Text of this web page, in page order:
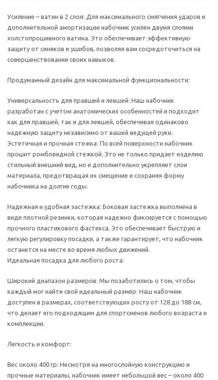
Усиление – ватин в 2 слоя: Для максимального смягчения ударов и
дополнительной амортизации набочник усилен двумя слоями
холстопрошивного ватина. Это обеспечивает эффективную
защиту от синяков и ушибов, позволяя вам сосредоточиться на
совершенствовании своих навыков.
Продуманный дизайн для максимальной функциональности:
Универсальность для правшей и левшей: Наш набочник
разработан с учетом анатомических особенностей и подходит
как для правшей, так и для левшей, обеспечивая одинаково
надежную защиту независимо от вашей ведущей руки.
Эстетичная и прочная стежка: По всей поверхности набочник
прошит ромбовидной стежкой. Это не только придает изделию
стильный внешний вид, но и дополнительно укрепляет слои
материала, предотвращая их смещение и сохраняя форму
набочника на долгие годы.
Надежная и удобная застежка: Боковая застежка выполнена в
виде плотной резинки, которая надежно фиксируется с помощью
прочного пластикового фастекса. Это обеспечивает быструю и
легкую регулировку посадки, а также гарантирует, что набочник
останется на месте во время любых движений.
Идеальная посадка для любого роста:
Широкий диапазон размеров: Мы позаботились о том, чтобы
каждый мог найти свой идеальный размер. Наш набочник
доступен в размерах, соответствующих росту от 128 до 188 см,
что делает его подходящим для спортсменов любого возраста и
комплекции.
Легкость и комфорт:
Вес около 400 гр: Несмотря на многослойную конструкцию и
прочные материалы, набочник имеет небольшой вес – около 400